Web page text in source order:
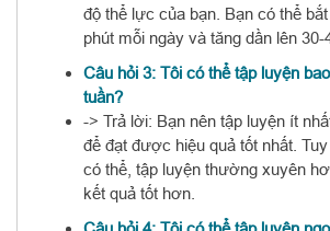
độ thể lực của bạn. Bạn có thể
phút mỗi ngày và tăng dần lên 30-
Câu hỏi 3: Tôi có thể tập luyện
tuần?
-> Trả lời: Bạn nên tập luyện ít
để đạt được hiệu quả tốt nhất.
có thể, tập luyện thường xuyên
kết quả tốt hơn.